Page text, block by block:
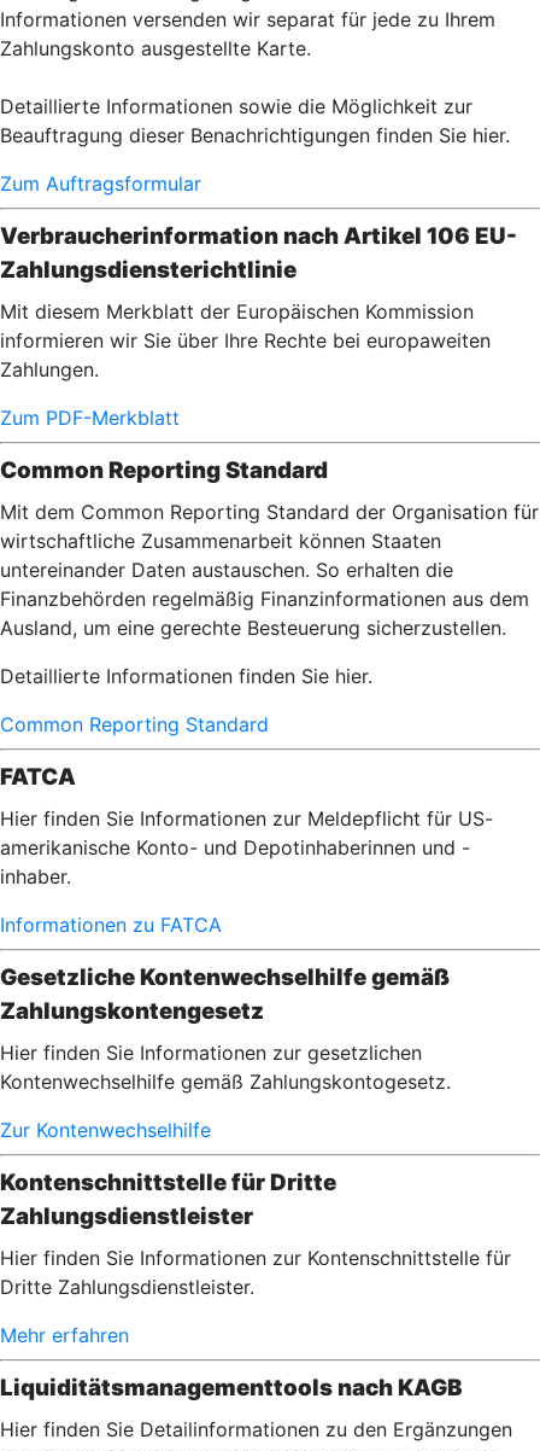
Informationen versenden wir separat für jede zu Ihrem
Zahlungskonto ausgestellte Karte.
Detaillierte Informationen sowie die Möglichkeit zur
Beauftragung dieser Benachrichtigungen finden Sie hier.
Zum Auftragsformular
Verbraucherinformation nach Artikel 106 EU-
Zahlungsdiensterichtlinie
Mit diesem Merkblatt der Europäischen Kommission
informieren wir Sie über Ihre Rechte bei europaweiten
Zahlungen.
Zum PDF-Merkblatt
Common Reporting Standard
Mit dem Common Reporting Standard der Organisation für
wirtschaftliche Zusammenarbeit können Staaten
untereinander Daten austauschen. So erhalten die
Finanzbehörden regelmäßig Finanzinformationen aus dem
Ausland, um eine gerechte Besteuerung sicherzustellen.
Detaillierte Informationen finden Sie hier.
Common Reporting Standard
FATCA
Hier finden Sie Informationen zur Meldepflicht für US-
amerikanische Konto- und Depotinhaberinnen und -
inhaber.
Informationen zu FATCA
Gesetzliche Kontenwechselhilfe gemäß
Zahlungskontengesetz
Hier finden Sie Informationen zur gesetzlichen
Kontenwechselhilfe gemäß Zahlungskontogesetz.
Zur Kontenwechselhilfe
Kontenschnittstelle für Dritte
Zahlungsdienstleister
Hier finden Sie Informationen zur Kontenschnittstelle für
Dritte Zahlungsdienstleister.
Mehr erfahren
Liquiditätsmanagementtools nach KAGB
Hier finden Sie Detailinformationen zu den Ergänzungen